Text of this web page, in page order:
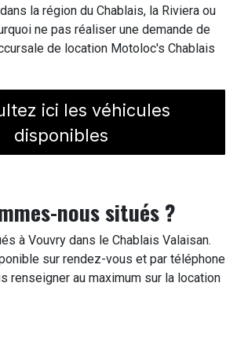
la région du Chablais, la Riviera ou
ne pas réaliser une demande de
de location Motoloc's Chablais
ici les véhicules
disponibles
nous situés ?
à Vouvry dans le Chablais Valaisan.
sur rendez-vous et par téléphone
renseigner au maximum sur la location